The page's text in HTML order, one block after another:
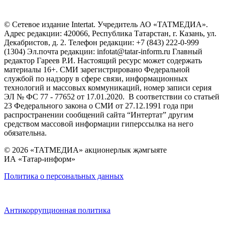
© Сетевое издание Intertat. Учредитель АО «ТАТМЕДИА».
Адрес редакции: 420066, Республика Татарстан, г. Казань, ул.
Декабристов, д. 2. Телефон редакции: +7 (843) 222-0-999
(1304) Эл.почта редакции: infotat@tatar-inform.ru Главный
редактор Гареев Р.И. Настоящий ресурс может содержать
материалы 16+. СМИ зарегистрировано Федеральной
службой по надзору в сфере связи, информационных
технологий и массовых коммуникаций, номер записи серия
ЭЛ № ФС 77 - 77652 от 17.01.2020. В соответствии со статьей
23 Федерального закона о СМИ от 27.12.1991 года при
распространении сообщений сайта “Интертат” другим
средством массовой информации гиперссылка на него
обязательна.
© 2026 «ТАТМЕДИА» акционерлык җәмгыяте
ИА «Татар-информ»
Политика о персональных данных
Антикоррупционная политика